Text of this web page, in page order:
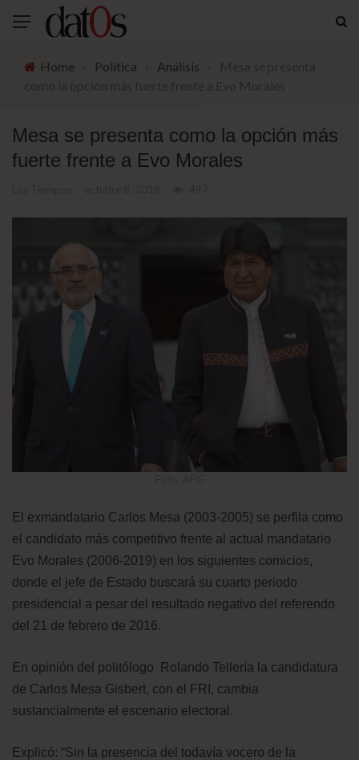
Home Política Análisis
Mesa se presenta como la opción más
fuerte frente a Evo Morales
El exmandatario Carlos Mesa (2003-2005) se perfila como
el candidato más competitivo frente al actual mandatario
Evo Morales (2006-2019) en los siguientes comicios,
donde el jefe de Estado buscará su cuarto periodo
presidencial a pesar del resultado negativo del referendo
del 21 de febrero de 2016.
En opinión del politólogo Rolando Tellería la candidatura
de Carlos Mesa Gisbert, con el FRI, cambia
sustancialmente el escenario electoral.
Explicó: “Sin la presencia del todavía vocero de la